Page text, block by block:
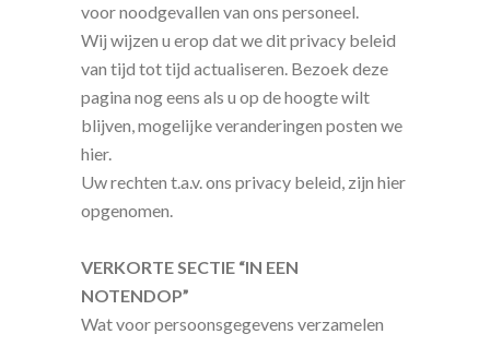
voor noodgevallen van ons personeel.
Wij wijzen u erop dat we dit privacy beleid
van tijd tot tijd actualiseren. Bezoek deze
pagina nog eens als u op de hoogte wilt
blijven, mogelijke veranderingen posten we
hier.
Uw rechten t.a.v. ons privacy beleid, zijn hier
opgenomen.
VERKORTE SECTIE “IN EEN
NOTENDOP”
Wat voor persoonsgegevens verzamelen